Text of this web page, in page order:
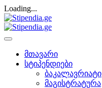
Loading...
მთავარი
სტიპენდიები
ბაკალავრიატი
მაგისტრატურა